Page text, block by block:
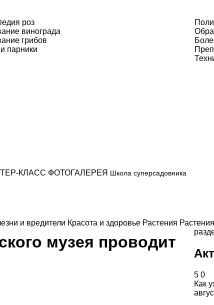
роз
винограда
грибов
парники
КЛАСС ФОТОГАЛЕРЕЯ Школа суперсадовника
и вредители Красота и здоровье Растения Растения
музея проводит
5 0
Как